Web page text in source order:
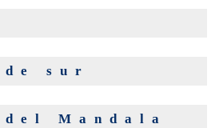
sur
Mandala